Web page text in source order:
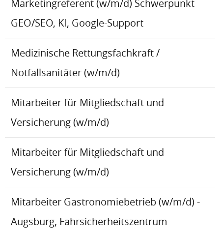
Marketingreferent (w/m/d) Schwerpunkt
GEO/SEO, KI, Google-Support
Medizinische Rettungsfachkraft /
Notfallsanitäter (w/m/d)
Mitarbeiter für Mitgliedschaft und
Versicherung (w/m/d)
Mitarbeiter für Mitgliedschaft und
Versicherung (w/m/d)
Mitarbeiter Gastronomiebetrieb (w/m/d) -
Augsburg, Fahrsicherheitszentrum